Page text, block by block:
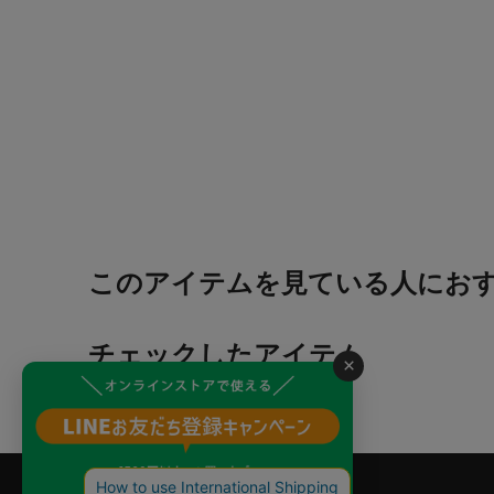
×
このアイテムを見ている人にお
チェックしたアイテム